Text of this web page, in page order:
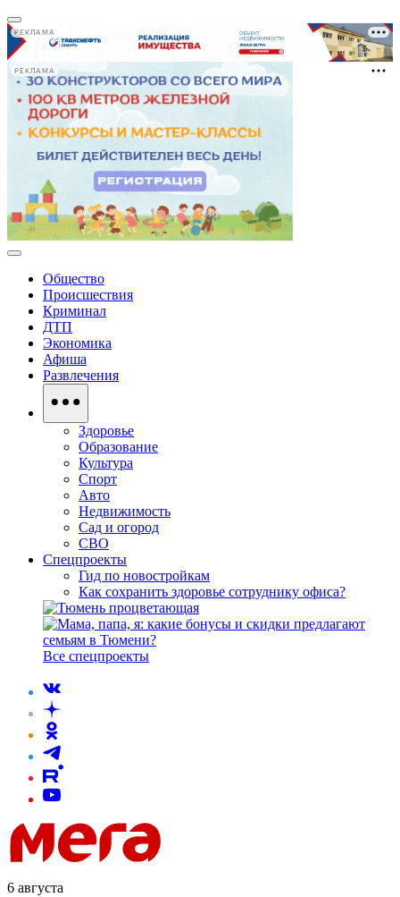
РЕКЛАМА
РЕКЛАМА
Общество
Происшествия
Криминал
ДТП
Экономика
Афиша
Развлечения
Здоровье
Образование
Культура
Спорт
Авто
Недвижимость
Сад и огород
СВО
Спецпроекты
Гид по новостройкам
Как сохранить здоровье сотруднику офиса?
Все спецпроекты
6 августа